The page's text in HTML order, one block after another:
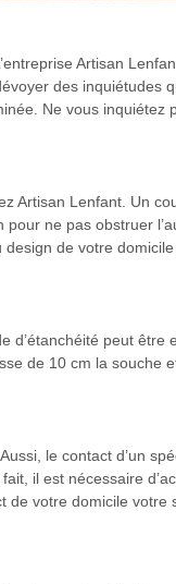
Artisan
des inquiétudes
Ne vous inquiétez
Artisan Lenfant. Un
ne pas obstruer
de votre domicile
d’étanchéité peut être
de 10 cm la souche
le contact d’un
il est nécessaire
votre domicile votre